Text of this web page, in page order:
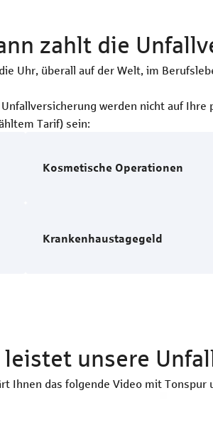
zahlt die
Uhr, überall auf der Welt, im
werden nicht auf
Tarif) sein:
Kosmetische Operationen
Krankenhaus­tagegeld
leistet unsere
Ihnen das folgende Video mit Tonspur